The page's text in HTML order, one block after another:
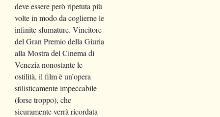
deve essere però ripetuta più
volte in modo da coglierne le
infinite sfumature. Vincitore
del Gran Premio della Giuria
alla Mostra del Cinema di
Venezia nonostante le
ostilità, il film è un’opera
stilisticamente impeccabile
(forse troppo), che
sicuramente verrà ricordata